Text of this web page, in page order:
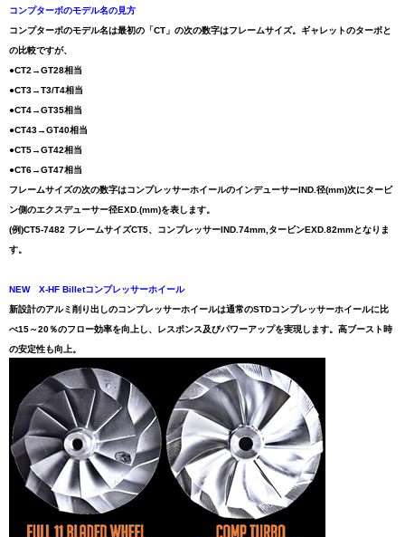
コンプターボのモデル名の見方
コンプターボのモデル名は最初の「CT」の次の数字はフレームサイズ。ギャレットのターボと
の比較ですが、
●CT2→GT28相当
●CT3→T3/T4相当
●CT4→GT35相当
●CT43→GT40相当
●CT5→GT42相当
●CT6→GT47相当
フレームサイズの次の数字はコンプレッサーホイールのインデューサーIND.径(mm)次にタービ
ン側のエクスデューサー径EXD.(mm)を表します。
(例)CT5-7482 フレームサイズCT5、コンプレッサーIND.74mm,タービンEXD.82mmとなりま
す。
NEW X-HF Billetコンプレッサーホイール
新設計のアルミ削り出しのコンプレッサーホイールは通常のSTDコンプレッサーホイールに比
べ15～20％のフロー効率を向上し、レスポンス及びパワーアップを実現します。高ブースト時
の安定性も向上。